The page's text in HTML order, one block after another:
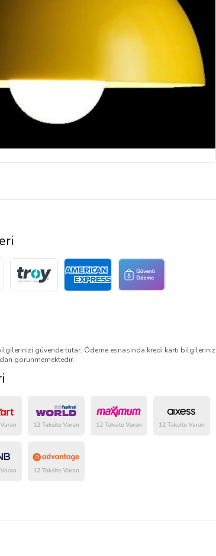
güvende tutar. Ödeme esnasında kredi kartı bilgileriniz
görünmemektedir.